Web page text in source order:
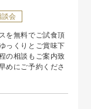
談会
を無料でご試食頂
っくりとご賞味下
の相談もご案内致
めにご予約くださ